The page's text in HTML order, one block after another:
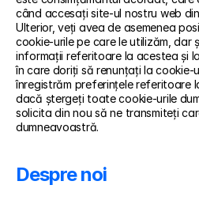
când accesați site-ul nostru web
Ulterior, veți avea de asemenea
cookie-urile pe care le utilizăm, dar
informații referitoare la acestea și
în care doriți să renunțați la cookie-
înregistrăm preferințele referitoare
dacă ștergeți toate cookie-urile
solicita din nou să ne transmiteți
dumneavoastră.
Despre noi